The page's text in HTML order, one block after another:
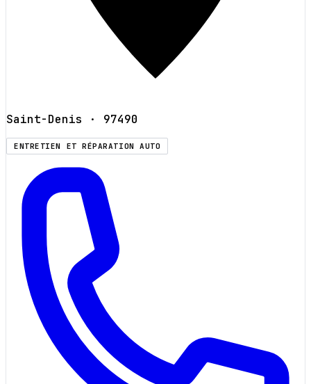
Saint-Denis · 97490
ENTRETIEN ET RÉPARATION AUTO